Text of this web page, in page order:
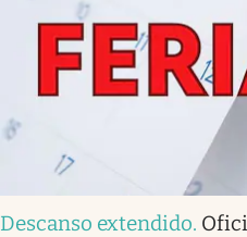
Descanso extendido.